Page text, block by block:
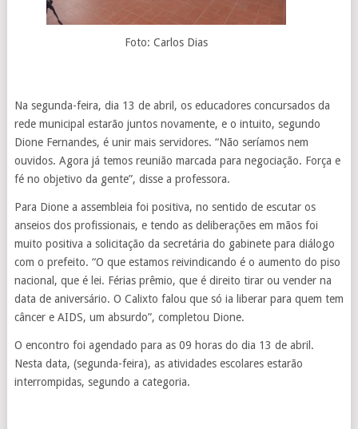
Foto: Carlos Dias
Na segunda-feira, dia 13 de abril, os educadores concursados da
rede municipal estarão juntos novamente, e o intuito, segundo
Dione Fernandes, é unir mais servidores. “Não seríamos nem
ouvidos. Agora já temos reunião marcada para negociação. Força e
fé no objetivo da gente”, disse a professora.
Para Dione a assembleia foi positiva, no sentido de escutar os
anseios dos profissionais, e tendo as deliberações em mãos foi
muito positiva a solicitação da secretária do gabinete para diálogo
com o prefeito. “O que estamos reivindicando é o aumento do piso
nacional, que é lei. Férias prêmio, que é direito tirar ou vender na
data de aniversário. O Calixto falou que só ia liberar para quem tem
câncer e AIDS, um absurdo”, completou Dione.
O encontro foi agendado para as 09 horas do dia 13 de abril.
Nesta data, (segunda-feira), as atividades escolares estarão
interrompidas, segundo a categoria.